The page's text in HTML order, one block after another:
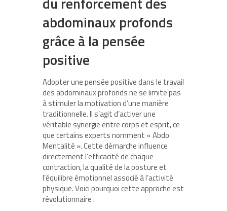
abdominaux profonds
grâce à la pensée
positive
Adopter une pensée positive dans le travail
des abdominaux profonds ne se limite pas
à stimuler la motivation d’une manière
traditionnelle. Il s’agit d’activer une
véritable synergie entre corps et esprit, ce
que certains experts nomment « Abdo
Mentalité ». Cette démarche influence
directement l’efficacité de chaque
contraction, la qualité de la posture et
l’équilibre émotionnel associé à l’activité
physique. Voici pourquoi cette approche est
révolutionnaire :